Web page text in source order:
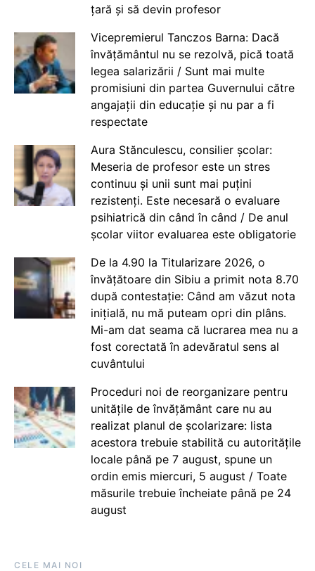
țară și să devin profesor
Vicepremierul Tanczos Barna: Dacă
învățământul nu se rezolvă, pică toată
legea salarizării / Sunt mai multe
promisiuni din partea Guvernului către
angajații din educație și nu par a fi
respectate
Aura Stănculescu, consilier școlar:
Meseria de profesor este un stres
continuu și unii sunt mai puțini
rezistenți. Este necesară o evaluare
psihiatrică din când în când / De anul
școlar viitor evaluarea este obligatorie
De la 4.90 la Titularizare 2026, o
învățătoare din Sibiu a primit nota 8.70
după contestație: Când am văzut nota
inițială, nu mă puteam opri din plâns.
Mi-am dat seama că lucrarea mea nu a
fost corectată în adevăratul sens al
cuvântului
Proceduri noi de reorganizare pentru
unitățile de învățământ care nu au
realizat planul de școlarizare: lista
acestora trebuie stabilită cu autoritățile
locale până pe 7 august, spune un
ordin emis miercuri, 5 august / Toate
măsurile trebuie încheiate până pe 24
august
CELE MAI NOI